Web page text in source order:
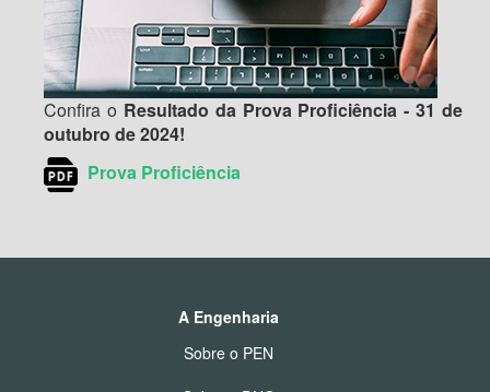
Confira o Resultado da Prova Proficiência - 31 de
outubro de 2024!
Prova Proficiência
A Engenharia
Sobre o PEN